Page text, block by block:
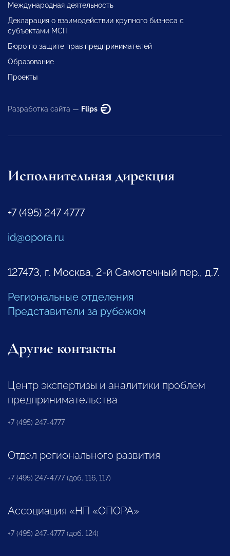
Международная деятельность
Декларация о взаимодействии крупного бизнеса с
субъектами МСП
Бюро по защите прав предпринимателей
Образование
Проекты
Разработка сайта — Flips
Исполнительная дирекция
+7 (495) 247 4777
id@opora.ru
127473, г. Москва, 2-й Самотечный пер., д.7.
Региональные отделения
Представители за рубежом
Другие контакты
Центр экспертизы и аналитики проблем
предпринимательства
+7 (495) 247-4777
Отдел регионального развития
+7 (495) 247-4777 (доб. 116, 117)
Ассоциация «НП «ОПОРА»
+7 (495) 247-4777 (доб. 124)